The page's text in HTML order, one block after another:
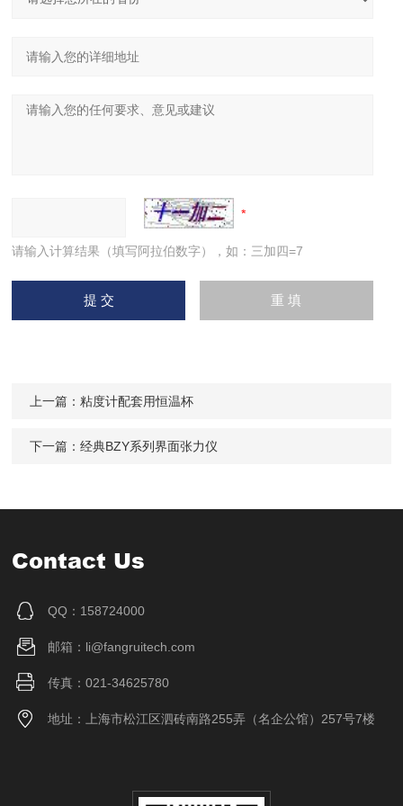
请输入计算结果（填写阿拉伯数字），如：三加四=7
上一篇：粘度计配套用恒温杯
下一篇：经典BZY系列界面张力仪
Contact Us
QQ：158724000
邮箱：li@fangruitech.com
传真：021-34625780
地址：上海市松江区泗砖南路255弄（名企公馆）257号7楼